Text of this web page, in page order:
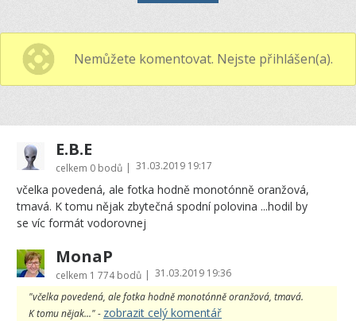
Nemůžete komentovat. Nejste přihlášen(a).
E.B.E
celkem 0 bodů | 31.03.2019 19:17
včelka povedená, ale fotka hodně monotónně oranžová,
tmavá. K tomu nějak zbytečná spodní polovina ...hodil by
se víc formát vodorovnej
MonaP
celkem 1 774 bodů | 31.03.2019 19:36
"včelka povedená, ale fotka hodně monotónně oranžová, tmavá.
K tomu nějak..." - zobrazit celý komentář